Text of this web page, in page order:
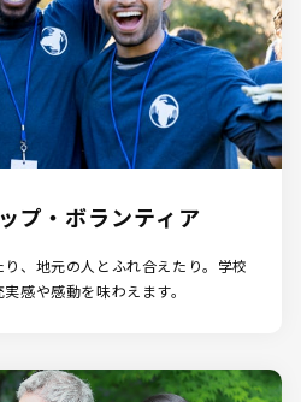
プ・ボランティア
、地元の人とふれ合えたり。学校
感や感動を味わえます。